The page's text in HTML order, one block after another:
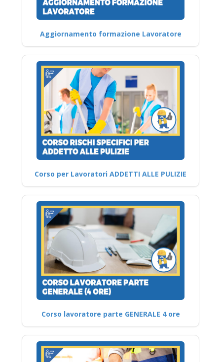
Aggiornamento formazione Lavoratore
Corso per Lavoratori ADDETTI ALLE PULIZIE
Corso lavoratore parte GENERALE 4 ore